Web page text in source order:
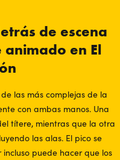
de escena
en El
las más complejas de la
con ambas manos. Una
títere, mientras que la otra
las alas. El pico se
puede hacer que los